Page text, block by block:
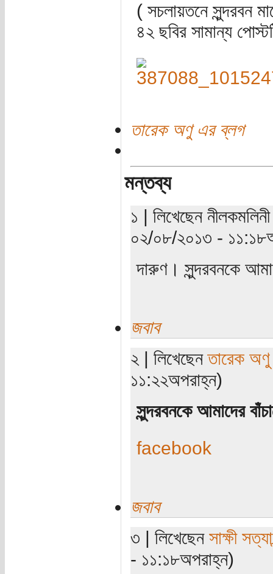
( সচলায়তনে সুন্দরবন
৪২ ছবির সামান্য
তারেক অণু এর ব্লগ
মন্তব্য
১ | লিখেছেন
০২/০৮/২০১৩ -
দারুণ। সুন্দরবনকে
জবাব
২ | লিখেছেনতারেক অণু
১১:২২অপরাহ্ন)
সুন্দরবনকে আমাদের
facebook
জবাব
৩ | লিখেছেন সাক্ষী
- ১১:১৮অপরাহ্ন)